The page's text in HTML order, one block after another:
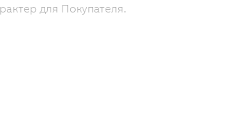
для Покупателя.